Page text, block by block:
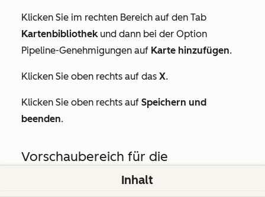
Klicken Sie im rechten Bereich auf den Tab
Kartenbibliothekund dann bei der Option
Pipeline-Genehmigungen auf Karte hinzufügen.
Klicken Sie oben rechts auf das X.
Klicken Sie oben rechts auf Speichern und
beenden.
Vorschaubereich für die
Genehmigung der Pipeline
Inhalt